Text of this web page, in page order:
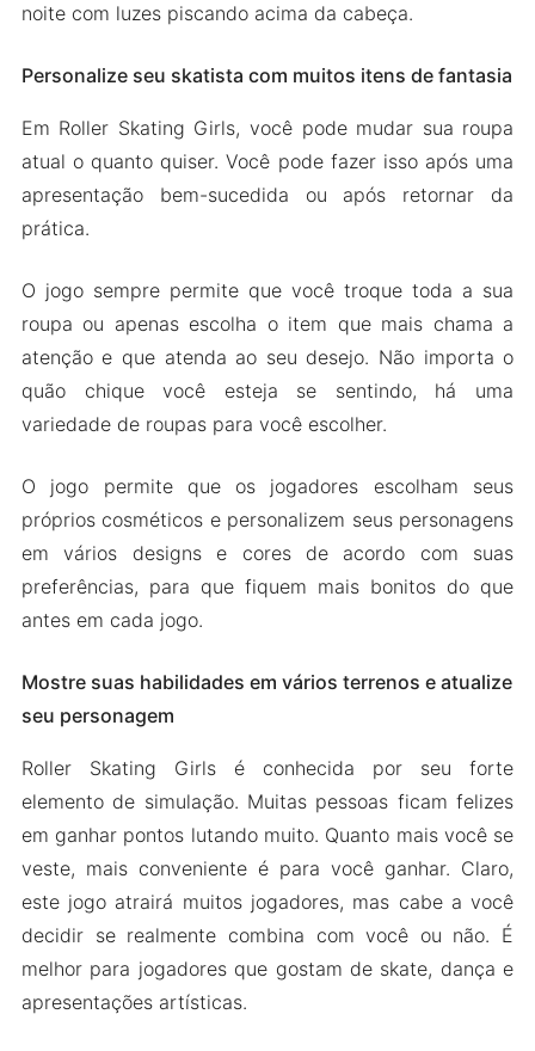
noite com luzes piscando acima da cabeça.
Personalize seu skatista com muitos itens de fantasia
Em Roller Skating Girls, você pode mudar sua roupa
atual o quanto quiser. Você pode fazer isso após uma
apresentação bem-sucedida ou após retornar da
prática.
O jogo sempre permite que você troque toda a sua
roupa ou apenas escolha o item que mais chama a
atenção e que atenda ao seu desejo. Não importa o
quão chique você esteja se sentindo, há uma
variedade de roupas para você escolher.
O jogo permite que os jogadores escolham seus
próprios cosméticos e personalizem seus personagens
em vários designs e cores de acordo com suas
preferências, para que fiquem mais bonitos do que
antes em cada jogo.
Mostre suas habilidades em vários terrenos e atualize
seu personagem
Roller Skating Girls é conhecida por seu forte
elemento de simulação. Muitas pessoas ficam felizes
em ganhar pontos lutando muito. Quanto mais você se
veste, mais conveniente é para você ganhar. Claro,
este jogo atrairá muitos jogadores, mas cabe a você
decidir se realmente combina com você ou não. É
melhor para jogadores que gostam de skate, dança e
apresentações artísticas.